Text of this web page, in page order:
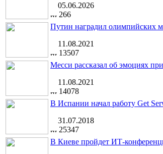
05.06.2026
266
Путин наградил олимпийских
11.08.2021
13507
Месси рассказал об эмоциях
11.08.2021
14078
В Испании начал работу Get
31.07.2018
25347
В Киеве пройдет ИТ-